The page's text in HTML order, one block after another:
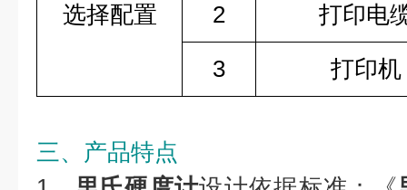
选择配置
2
打印电
3
打印机
三、产品特点